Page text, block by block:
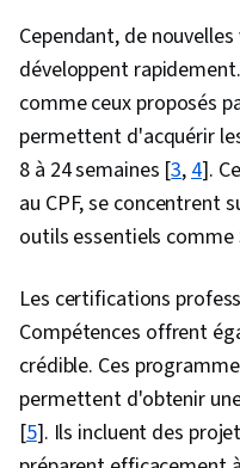
Régression
Python,
Méthodes
Modèle de
Plates-
de
Git
langages
nuage,
Cependant, de
développent
comme ceux proposés
permettent d'acquérir
8 à 24 semaines [3,4].
au CPF, se concentrent
outils essentiels comme
Les certifications
Compétences offrent
crédible. Ces
permettent d'obtenir
[5]. Ils incluent des